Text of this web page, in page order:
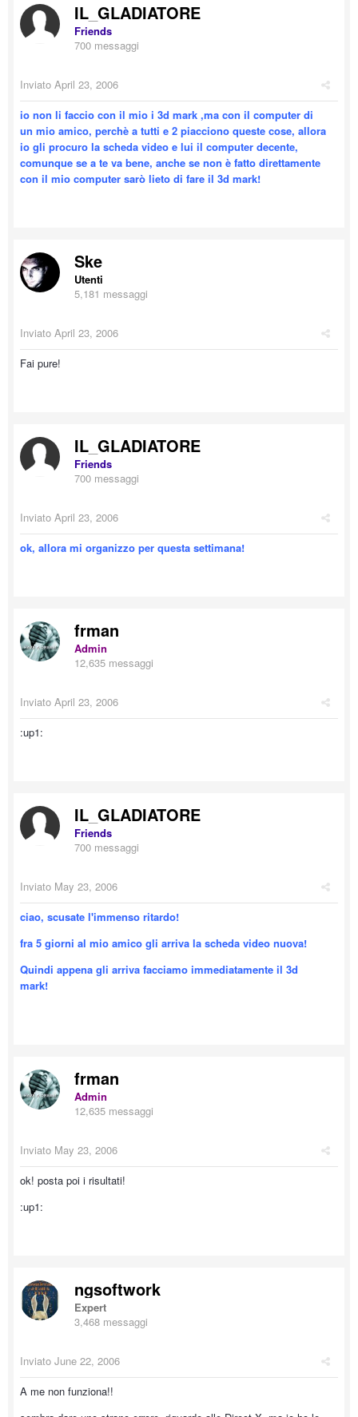
IL_GLADIATORE
Friends
700 messaggi
Inviato April 23, 2006
io non li faccio con il mio i 3d mark ,ma con il computer di
un mio amico, perchè a tutti e 2 piacciono queste cose, allora
io gli procuro la scheda video e lui il computer decente,
comunque se a te va bene, anche se non è fatto direttamente
con il mio computer sarò lieto di fare il 3d mark!
Ske
Utenti
5,181 messaggi
Inviato April 23, 2006
Fai pure!
IL_GLADIATORE
Friends
700 messaggi
Inviato April 23, 2006
ok, allora mi organizzo per questa settimana!
frman
Admin
12,635 messaggi
Inviato April 23, 2006
:up1:
IL_GLADIATORE
Friends
700 messaggi
Inviato May 23, 2006
ciao, scusate l'immenso ritardo!
fra 5 giorni al mio amico gli arriva la scheda video nuova!
Quindi appena gli arriva facciamo immediatamente il 3d
mark!
frman
Admin
12,635 messaggi
Inviato May 23, 2006
ok! posta poi i risultati!
:up1:
ngsoftwork
Expert
3,468 messaggi
Inviato June 22, 2006
A me non funziona!!